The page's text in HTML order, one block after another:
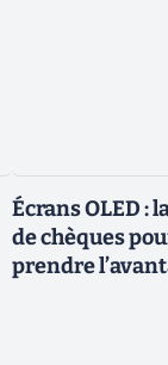
Écrans OLED :
de chèques
prendre